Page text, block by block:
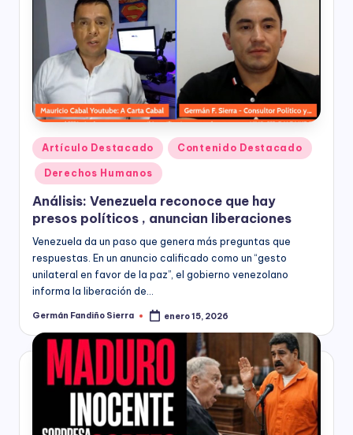
siguientes
servicios:
Consultoría
especializada
en
derechos
humanos,
equidad
de
género,
marketing
político,
construcción
de
ciudadanía,
ciudadana,
responsabilidad
empresarial,
debida
diligencia.
Publicado
en
Artículo Destacado Contenido Destacado
Derechos Humanos
Análisis: Venezuela reconoce que hay
presos políticos , anuncian liberaciones
Venezuela da un paso que genera más preguntas que
respuestas. En un anuncio calificado como un “gesto
unilateral en favor de la paz”, el gobierno venezolano
informa la liberación de…
Publicado
Germán Fandiño Sierra enero 15, 2026